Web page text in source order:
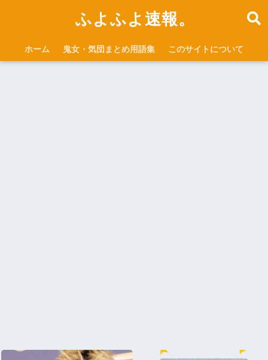
ふよふよ速報。
ホーム 鬼女・気団まとめ用語集 このサイトについて